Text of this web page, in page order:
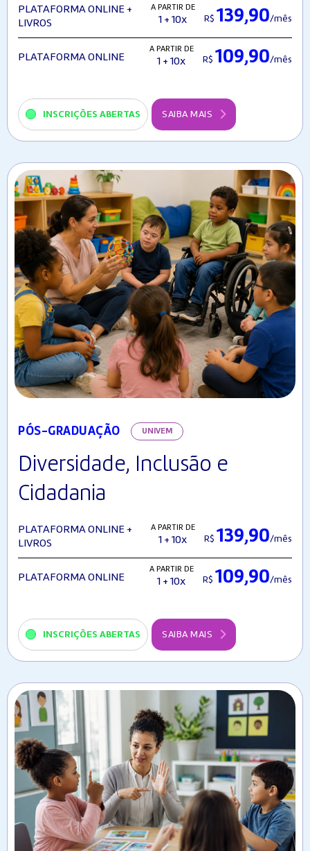
PLATAFORMA ONLINE +
LIVROS
A PARTIR DE
1 + 10x R$ 139,90/mês
PLATAFORMA ONLINE
A PARTIR DE
1 + 10x R$ 109,90/mês
INSCRIÇÕES ABERTAS SAIBA MAIS
PÓS-GRADUAÇÃO UNIVEM
Diversidade, Inclusão e
Cidadania
PLATAFORMA ONLINE +
LIVROS
A PARTIR DE
1 + 10x R$ 139,90/mês
PLATAFORMA ONLINE
A PARTIR DE
1 + 10x R$ 109,90/mês
INSCRIÇÕES ABERTAS SAIBA MAIS